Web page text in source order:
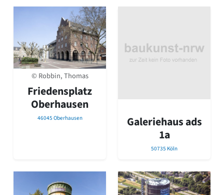
© Robbin, Thomas
Friedensplatz
Oberhausen
46045 Oberhausen
Galeriehaus ads
1a
50735 Köln